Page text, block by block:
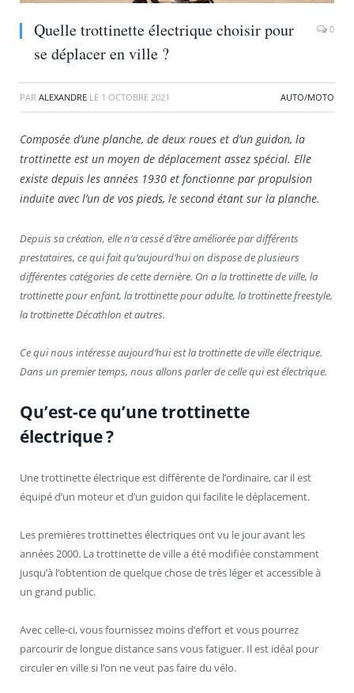
Quelle trottinette électrique choisir pour
se déplacer en ville ?
0
PAR ALEXANDRE LE 1 OCTOBRE 2021 AUTO/MOTO
Composée d’une planche, de deux roues et d’un guidon, la
trottinette est un moyen de déplacement assez spécial. Elle
existe depuis les années 1930 et fonctionne par propulsion
induite avec l’un de vos pieds, le second étant sur la planche.
Depuis sa création, elle n’a cessé d’être améliorée par différents
prestataires, ce qui fait qu’aujourd’hui on dispose de plusieurs
différentes catégories de cette dernière. On a la trottinette de ville, la
trottinette pour enfant, la trottinette pour adulte, la trottinette freestyle,
la trottinette Décathlon et autres.
Ce qui nous intéresse aujourd’hui est la trottinette de ville électrique.
Dans un premier temps, nous allons parler de celle qui est électrique.
Qu’est-ce qu’une trottinette
électrique ?
Une trottinette électrique est différente de l’ordinaire, car il est
équipé d’un moteur et d’un guidon qui facilite le déplacement.
Les premières trottinettes électriques ont vu le jour avant les
années 2000. La trottinette de ville a été modifiée constamment
jusqu’à l’obtention de quelque chose de très léger et accessible à
un grand public.
Avec celle-ci, vous fournissez moins d’effort et vous pourrez
parcourir de longue distance sans vous fatiguer. Il est idéal pour
circuler en ville si l’on ne veut pas faire du vélo.